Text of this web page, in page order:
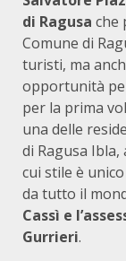
di Ragusa che
Comune di
turisti, ma
opportunità
per la prima
una delle
di Ragusa
cui stile è
da tutto il
Cassì e
Gurrieri.